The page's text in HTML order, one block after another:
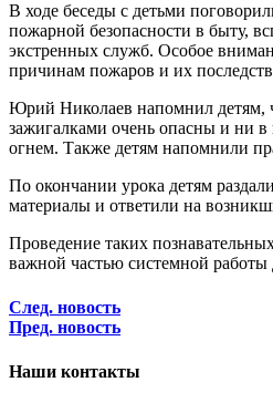
В ходе беседы с детьми
пожарной безопасности в быту,
экстренных служб. Особое
причинам пожаров и их
Юрий Николаев напомнил детям,
зажигалками очень опасны и ни в
огнем. Также детям напомнили
По окончании урока детям
материалы и ответили на
Проведение таких
важной частью системной
След. новость
Пред. новость
Наши контакты